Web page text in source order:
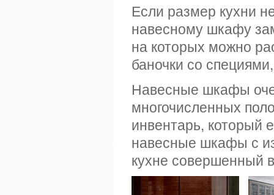
Если размер кухни
навесному шкафу
на которых можно
баночки со
Навесные шкафы
многочисленных
инвентарь, который
навесные шкафы с
кухне совершенный